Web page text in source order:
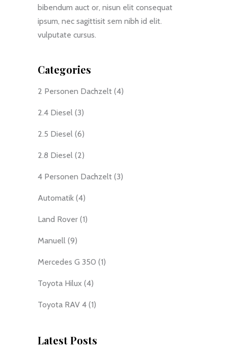
bibendum auct or, nisun elit consequat
ipsum, nec sagittisit sem nibh id elit.
vulputate cursus.
Categories
2 Personen Dachzelt (4)
2.4 Diesel (3)
2.5 Diesel (6)
2.8 Diesel (2)
4 Personen Dachzelt (3)
Automatik (4)
Land Rover (1)
Manuell (9)
Mercedes G 350 (1)
Toyota Hilux (4)
Toyota RAV 4 (1)
Latest Posts